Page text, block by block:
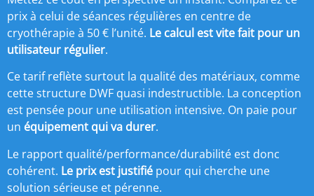
prix à celui de séances régulières en centre de
cryothérapie à 50 € l’unité. Le calcul est vite fait pour un
utilisateur régulier.
Ce tarif reflète surtout la qualité des matériaux, comme
cette structure DWF quasi indestructible. La conception
est pensée pour une utilisation intensive. On paie pour
un équipement qui va durer.
Le rapport qualité/performance/durabilité est donc
cohérent. Le prix est justifié pour qui cherche une
solution sérieuse et pérenne.